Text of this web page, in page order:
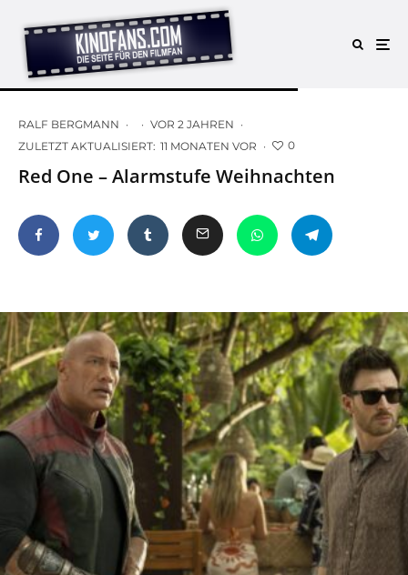
RALF BERGMANN · · VOR 2 JAHREN ·
ZULETZT AKTUALISIERT: 11 MONATEN VOR · 0
Red One – Alarmstufe Weihnachten